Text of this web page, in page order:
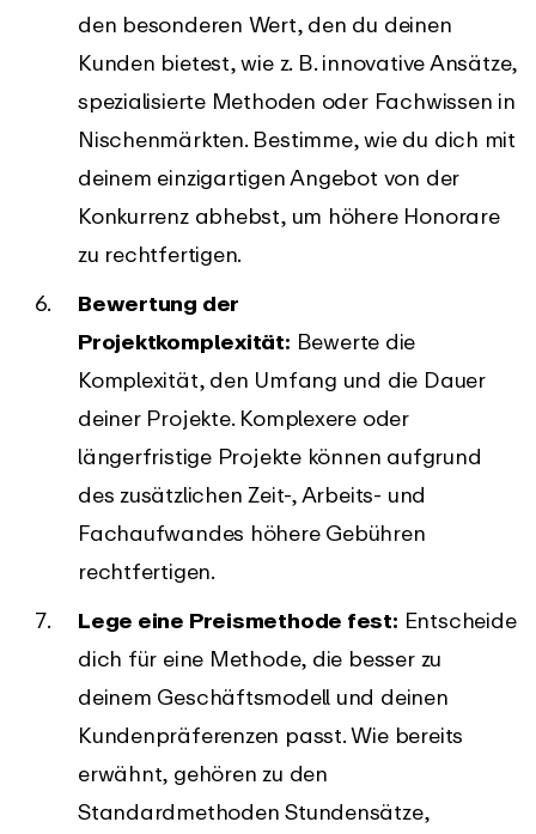
den besonderen Wert, den du deinen
Kunden bietest, wie z. B. innovative Ansätze,
spezialisierte Methoden oder Fachwissen in
Nischenmärkten. Bestimme, wie du dich mit
deinem einzigartigen Angebot von der
Konkurrenz abhebst, um höhere Honorare
zu rechtfertigen.
Bewertung der
Projektkomplexität: Bewerte die
Komplexität, den Umfang und die Dauer
deiner Projekte. Komplexere oder
längerfristige Projekte können aufgrund
des zusätzlichen Zeit-, Arbeits- und
Fachaufwandes höhere Gebühren
rechtfertigen.
Lege eine Preismethode fest: Entscheide
dich für eine Methode, die besser zu
deinem Geschäftsmodell und deinen
Kundenpräferenzen passt. Wie bereits
erwähnt, gehören zu den
Standardmethoden Stundensätze,